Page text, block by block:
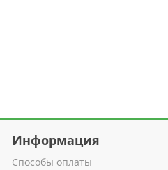
Информация
Способы оплаты